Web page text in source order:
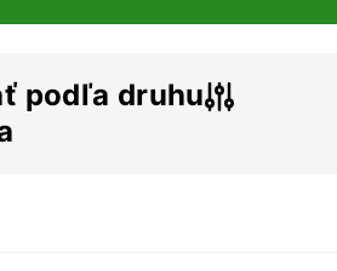
podľa druhu